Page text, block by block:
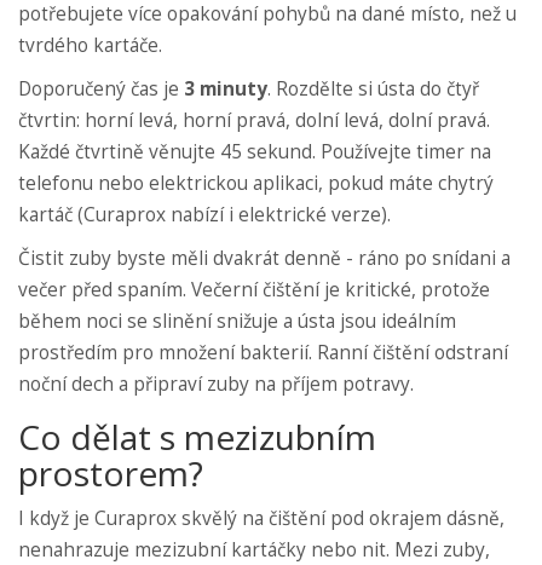
potřebujete více opakování pohybů na dané místo, než u
tvrdého kartáče.
Doporučený čas je 3 minuty. Rozdělte si ústa do čtyř
čtvrtin: horní levá, horní pravá, dolní levá, dolní pravá.
Každé čtvrtině věnujte 45 sekund. Používejte timer na
telefonu nebo elektrickou aplikaci, pokud máte chytrý
kartáč (Curaprox nabízí i elektrické verze).
Čistit zuby byste měli dvakrát denně - ráno po snídani a
večer před spaním. Večerní čištění je kritické, protože
během noci se slinění snižuje a ústa jsou ideálním
prostředím pro množení bakterií. Ranní čištění odstraní
noční dech a připraví zuby na příjem potravy.
Co dělat s mezizubním
prostorem?
I když je Curaprox skvělý na čištění pod okrajem dásně,
nenahrazuje mezizubní kartáčky nebo nit. Mezi zuby,